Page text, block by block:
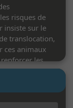
risques de
insiste sur le
translocation,
ces animaux
les
d’éleveur, il
d’élevage
sur des